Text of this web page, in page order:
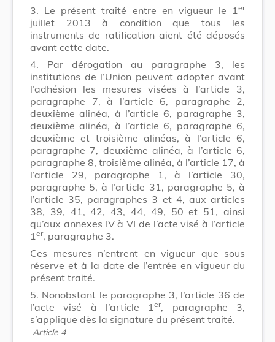
3. Le présent traité entre en vigueur le 1 er
juillet 2013 à condition que tous les
instruments de ratification aient été déposés
avant cette date.
4. Par dérogation au paragraphe 3, les
institutions de l’Union peuvent adopter avant
l’adhésion les mesures visées à l’article 3,
paragraphe 7, à l’article 6, paragraphe 2,
deuxième alinéa, à l’article 6, paragraphe 3,
deuxième alinéa, à l’article 6, paragraphe 6,
deuxième et troisième alinéas, à l’article 6,
paragraphe 7, deuxième alinéa, à l’article 6,
paragraphe 8, troisième alinéa, à l’article 17, à
l’article 29, paragraphe 1, à l’article 30,
paragraphe 5, à l’article 31, paragraphe 5, à
l’article 35, paragraphes 3 et 4, aux articles
38, 39, 41, 42, 43, 44, 49, 50 et 51, ainsi
qu’aux annexes IV à VI de l’acte visé à l’article
1 er, paragraphe 3.
Ces mesures n’entrent en vigueur que sous
réserve et à la date de l’entrée en vigueur du
présent traité.
5. Nonobstant le paragraphe 3, l’article 36 de
l’acte visé à l’article 1er, paragraphe 3,
s’applique dès la signature du présent traité.
Article 4